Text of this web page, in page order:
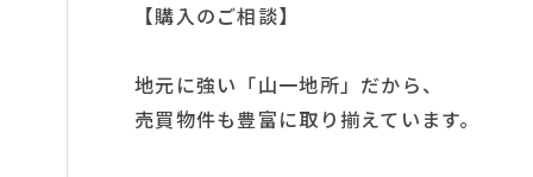
【購入のご相談】
地元に強い「山一地所」だから、
売買物件も豊富に取り揃えています。